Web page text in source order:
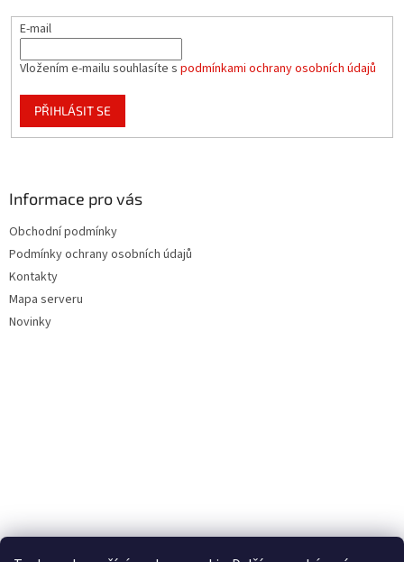
E-mail
Vložením e-mailu souhlasíte s podmínkami ochrany osobních údajů
PŘIHLÁSIT SE
Informace pro vás
Obchodní podmínky
Podmínky ochrany osobních údajů
Kontakty
Mapa serveru
Novinky